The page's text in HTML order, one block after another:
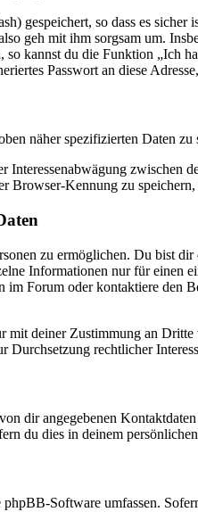
gespeichert, so dass es
geh mit ihm sorgsam um.
so kannst du die Funktion „Ich
Passwort an diese
näher spezifizierten Daten
Interessenabwägung
Browser-Kennung zu
zu ermöglichen. Du bist
Informationen nur für
im Forum oder kontaktiere
mit deiner Zustimmung an
Durchsetzung rechtlicher
dir angegebenen
du dies in deinem
Software umfassen.